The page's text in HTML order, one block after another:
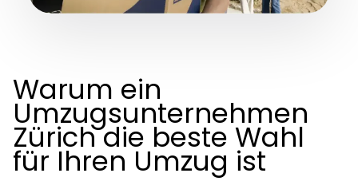
Warum ein
Umzugsunternehmen
Zürich die beste Wahl
für Ihren Umzug ist